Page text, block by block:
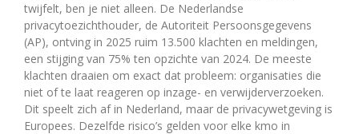
twijfelt, ben je niet alleen. De Nederlandse
privacytoezichthouder, de Autoriteit Persoonsgegevens
(AP), ontving in 2025 ruim 13.500 klachten en meldingen,
een stijging van 75% ten opzichte van 2024. De meeste
klachten draaien om exact dat probleem: organisaties die
niet of te laat reageren op inzage- en verwijderverzoeken.
Dit speelt zich af in Nederland, maar de privacywetgeving is
Europees. Dezelfde risico’s gelden voor elke kmo in